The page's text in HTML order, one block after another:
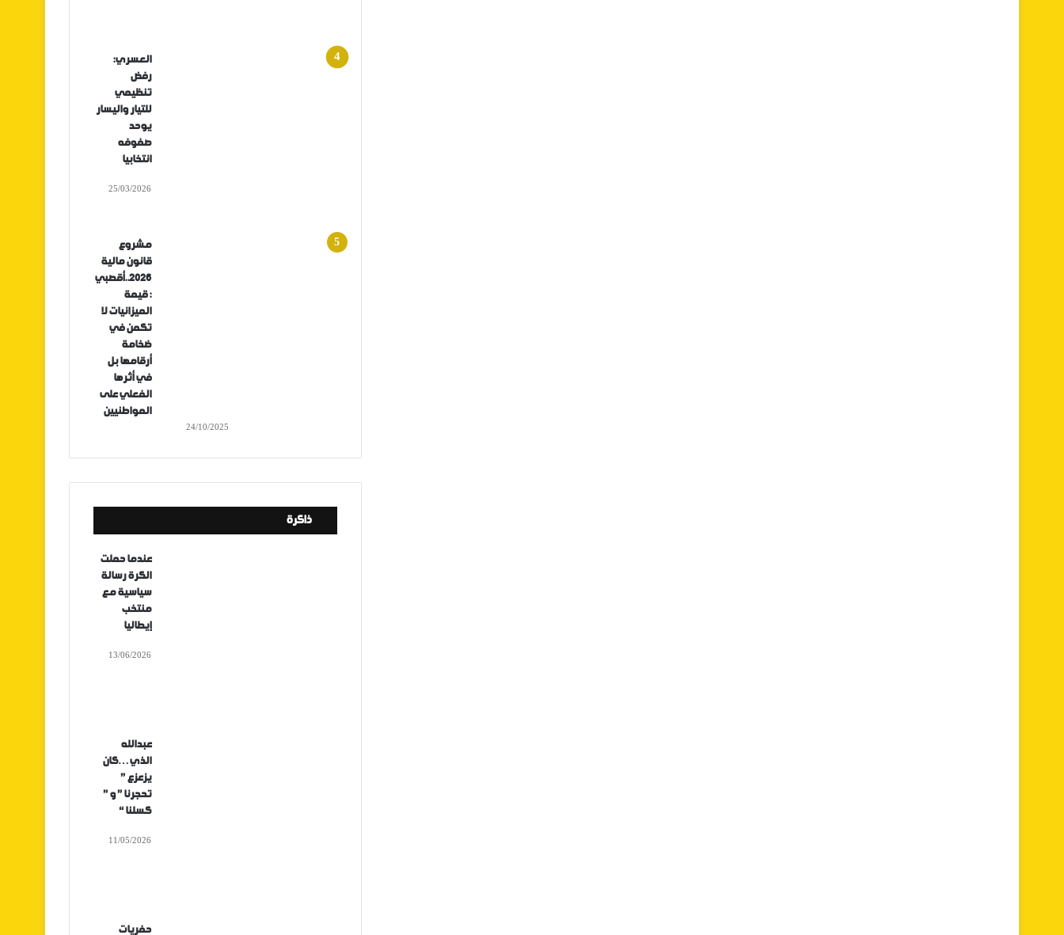
العسري:
رفض
تنظيمي
للتيار واليسار
يوحد
صفوفه
انتخابيا
25/03/2026
مشروع
قانون مالية
2026..أقصبي
: قيمة
الميزانيات لا
تكمن في
ضخامة
أرقامها بل
في أثرها
الفعلي على
المواطنيين
24/10/2025
ذاكرة
عندما حملت
الكرة رسالة
سياسية مع
منتخب
إيطاليا
13/06/2026
عبدالله
الذي…كان
يزعزع ”
تحجرنا ” و ”
كسلنا “
11/05/2026
حفريات